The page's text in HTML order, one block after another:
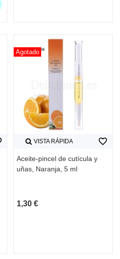
Agotado
VISTA RÁPIDA
Aceite-pincel de cutícula y
uñas, Naranja, 5 ml
1,30 €
favorite_border